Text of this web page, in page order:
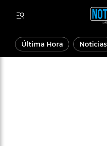
Última Hora Noticias